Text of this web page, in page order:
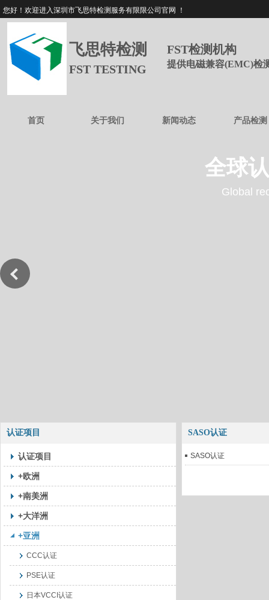
您好！欢迎进入深圳市飞思特检测服务有限限公司官网 ！
飞思特检测
FST TESTING
FST检测机构
提供电磁兼容(EMC)检
首页 关于我们 新闻动态 产品检测
全球
Global
认证项目
认证项目
+欧洲
+南美洲
+大洋洲
+亚洲
CCC认证
PSE认证
日本VCCI认证
SASO认证
SASO认证